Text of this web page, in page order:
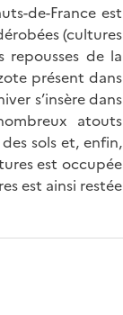
de-France est
(cultures
de la
présent dans
s’insère dans
atouts
sols et, enfin,
est occupée
est ainsi restée